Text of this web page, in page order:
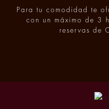
Para tu comodidad te
con un máximo de 3
reservas de